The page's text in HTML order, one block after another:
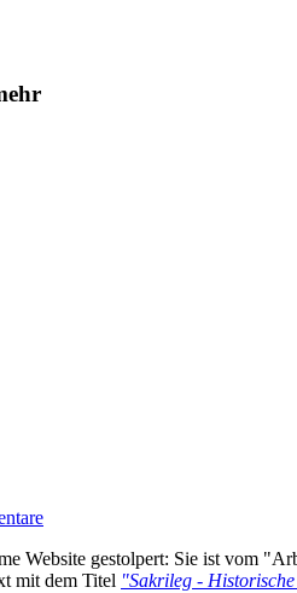
Website gestolpert: Sie ist vom
mit dem Titel "Sakrileg -